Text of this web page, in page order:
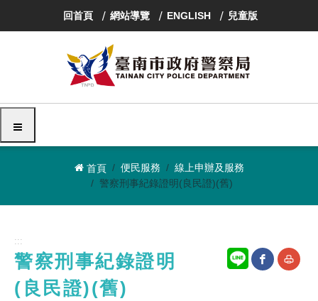
區
回首頁 網站導覽 ENGLISH 兒童版
選單
首頁 便民服務
線上申辦及服務
警察刑事紀錄證明(良民證)(舊)
:::
警察刑事紀錄證明
(良民證)(舊)